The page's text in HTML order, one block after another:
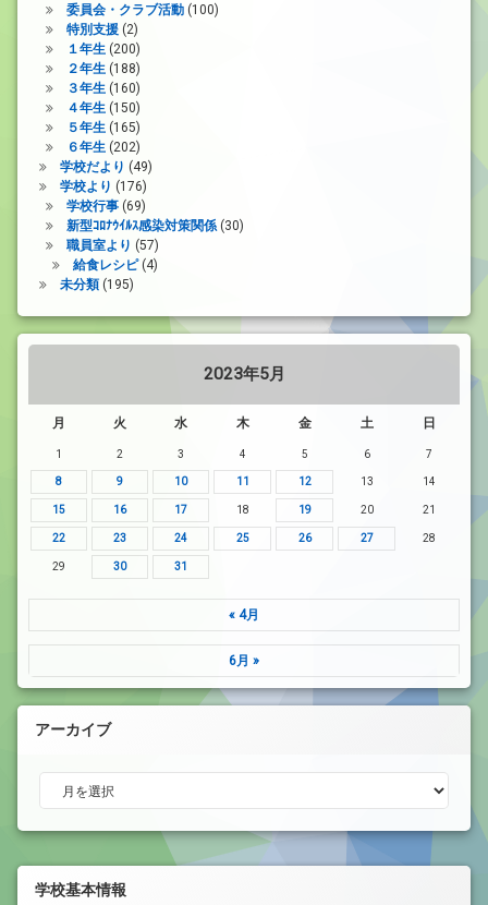
委員会・クラブ活動(100)
特別支援(2)
１年生(200)
２年生(188)
３年生(160)
４年生(150)
５年生(165)
６年生(202)
学校だより (49)
学校より (176)
学校行事(69)
新型ｺﾛﾅｳｲﾙｽ感染対策関係(30)
職員室より (57)
給食レシピ(4)
未分類(195)
2023年5月
月 火 水 木 金 土 日
1 2 3 4 5 6 7
8 9 10 11 12 13 14
15 16 17 18 19 20 21
22 23 24 25 26 27 28
29 30 31
« 4月
6月 »
アーカイブ
アーカイブ
学校基本情報